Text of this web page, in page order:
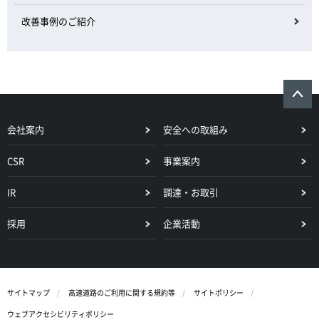
改善事例のご紹介
会社案内 安全への取組み
CSR 事業案内
IR 調達・お取引
採用 企業活動
サイトマップ 高速道路のご利用に関する規約等
サイトポリシー
ウェブアクセシビリティポリシー